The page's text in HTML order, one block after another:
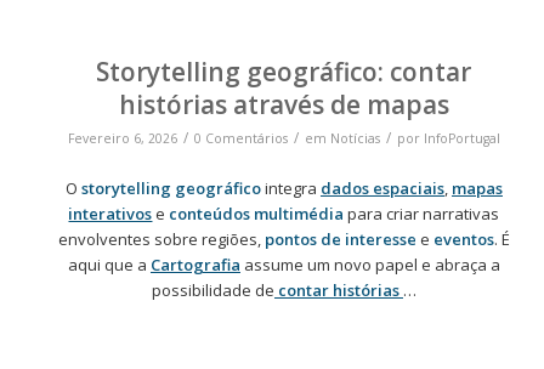
Storytelling geográfico: contar
histórias através de mapas
Fevereiro 6, 2026 / 0 Comentários / em Notícias / por InfoPortugal
O storytelling geográficointegra dados espaciais, mapas
interativose conteúdos multimédia para criar narrativas
envolventes sobre regiões, pontos de interesse e eventos. É
aqui que a Cartografia assume um novo papel e abraça a
possibilidade de contar histórias …